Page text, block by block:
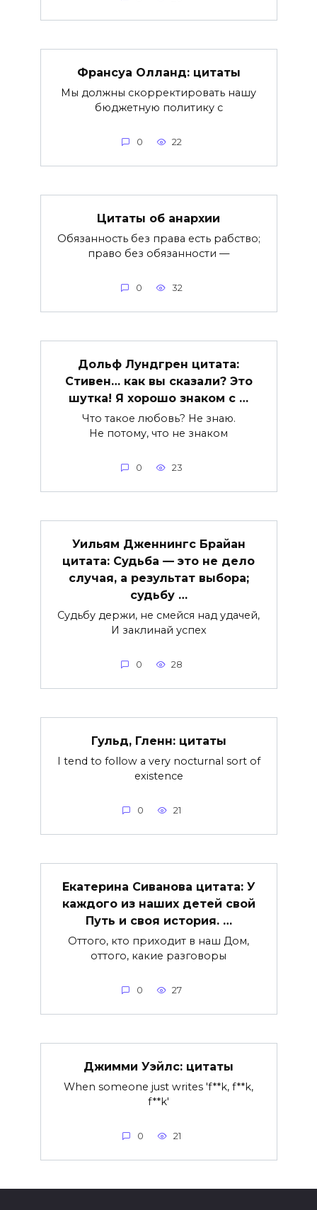
Франсуа Олланд: цитаты
Мы должны скорректировать нашу
бюджетную политику с
0 22
Цитаты об анархии
Обязанность без права есть рабство;
право без обязанности —
0 32
Дольф Лундгрен цитата:
Стивен… как вы сказали? Это
шутка! Я хорошо знаком с …
Что такое любовь? Не знаю.
Не потому, что не знаком
0 23
Уильям Дженнингс Брайан
цитата: Судьба — это не дело
случая, а результат выбора;
судьбу …
Судьбу держи, не смейся над удачей,
И заклинай успех
0 28
Гульд, Гленн: цитаты
I tend to follow a very nocturnal sort of
existence
0 21
Екатерина Сиванова цитата: У
каждого из наших детей свой
Путь и своя история. …
Оттого, кто приходит в наш Дом,
оттого, какие разговоры
0 27
Джимми Уэйлс: цитаты
When someone just writes 'f**k, f**k,
f**k'
0 21